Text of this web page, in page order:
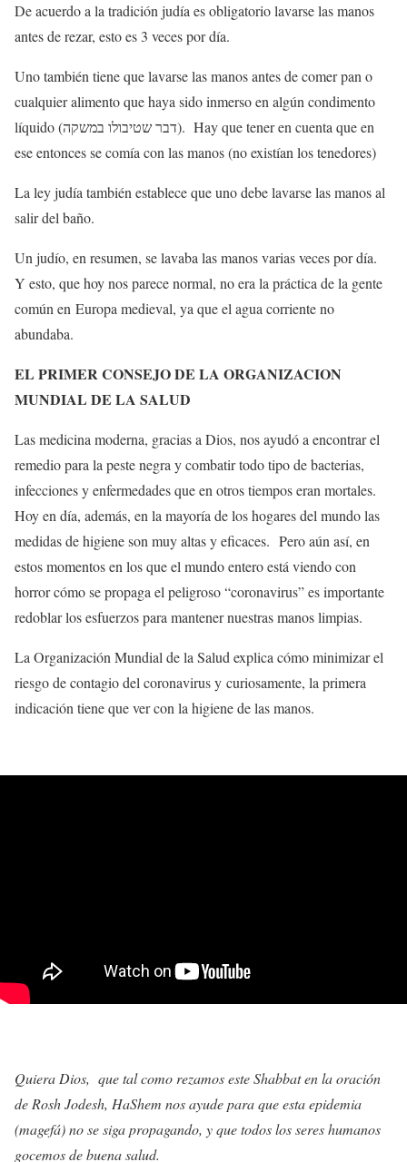
De acuerdo a la tradición judía es obligatorio lavarse las manos
antes de rezar, esto es 3 veces por día.
Uno también tiene que lavarse las manos antes de comer pan o
cualquier alimento que haya sido inmerso en algún condimento
líquido (דבר שטיבולו במשקה). Hay que tener en cuenta que en
ese entonces se comía con las manos (no existían los tenedores)
La ley judía también establece que uno debe lavarse las manos al
salir del baño.
Un judío, en resumen, se lavaba las manos varias veces por día.
Y esto, que hoy nos parece normal, no era la práctica de la gente
común en Europa medieval, ya que el agua corriente no
abundaba.
EL PRIMER CONSEJO DE LA ORGANIZACION
MUNDIAL DE LA SALUD
Las medicina moderna, gracias a Dios, nos ayudó a encontrar el
remedio para la peste negra y combatir todo tipo de bacterias,
infecciones y enfermedades que en otros tiempos eran mortales.
Hoy en día, además, en la mayoría de los hogares del mundo las
medidas de higiene son muy altas y eficaces. Pero aún así, en
estos momentos en los que el mundo entero está viendo con
horror cómo se propaga el peligroso “coronavirus” es importante
redoblar los esfuerzos para mantener nuestras manos limpias.
La Organización Mundial de la Salud explica cómo minimizar el
riesgo de contagio del coronavirus y curiosamente, la primera
indicación tiene que ver con la higiene de las manos.
Quiera Dios, que tal como rezamos este Shabbat en la oración
de Rosh Jodesh, HaShem nos ayude para que esta epidemia
(magefá) no se siga propagando, y que todos los seres humanos
gocemos de buena salud.